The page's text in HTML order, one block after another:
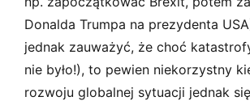
Donalda Trumpa na prezydenta
jednak zauważyć, że choć
nie było!), to pewien niekorzystny
rozwoju globalnej sytuacji jednak